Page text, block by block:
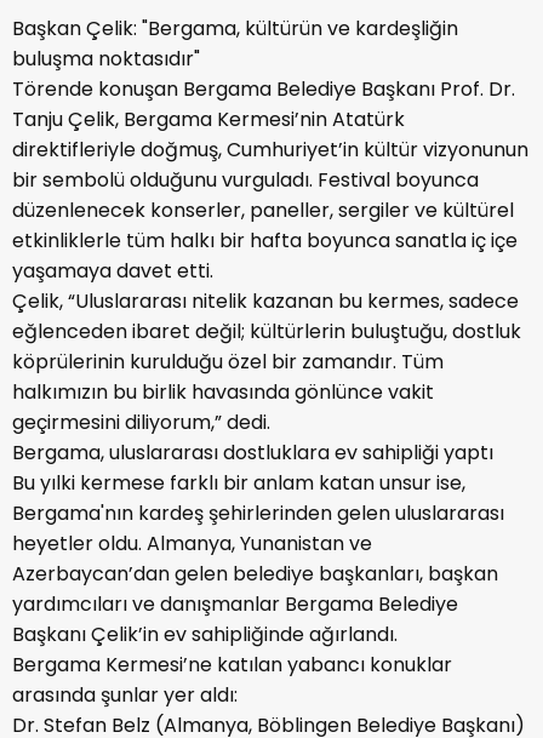
Başkan Çelik: "Bergama, kültürün ve kardeşliğin
buluşma noktasıdır"
Törende konuşan Bergama Belediye Başkanı Prof. Dr.
Tanju Çelik, Bergama Kermesi’nin Atatürk
direktifleriyle doğmuş, Cumhuriyet’in kültür vizyonunun
bir sembolü olduğunu vurguladı. Festival boyunca
düzenlenecek konserler, paneller, sergiler ve kültürel
etkinliklerle tüm halkı bir hafta boyunca sanatla iç içe
yaşamaya davet etti.
Çelik, “Uluslararası nitelik kazanan bu kermes, sadece
eğlenceden ibaret değil; kültürlerin buluştuğu, dostluk
köprülerinin kurulduğu özel bir zamandır. Tüm
halkımızın bu birlik havasında gönlünce vakit
geçirmesini diliyorum,” dedi.
Bergama, uluslararası dostluklara ev sahipliği yaptı
Bu yılki kermese farklı bir anlam katan unsur ise,
Bergama'nın kardeş şehirlerinden gelen uluslararası
heyetler oldu. Almanya, Yunanistan ve
Azerbaycan’dan gelen belediye başkanları, başkan
yardımcıları ve danışmanlar Bergama Belediye
Başkanı Çelik’in ev sahipliğinde ağırlandı.
Bergama Kermesi’ne katılan yabancı konuklar
arasında şunlar yer aldı:
Dr. Stefan Belz (Almanya, Böblingen Belediye Başkanı)